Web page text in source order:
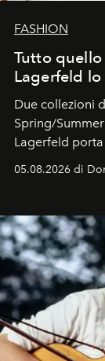
FASHION
Tutto
Lagerfeld
Due collezioni
Spring/
Lagerfeld
logomania
Kate, Claudia
uno dei
05.08.2026 di